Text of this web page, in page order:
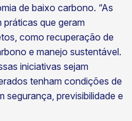
de baixo carbono. “As
que geram
como recuperação de
e manejo sustentável.
iniciativas sejam
tenham condições de
segurança, previsibilidade e